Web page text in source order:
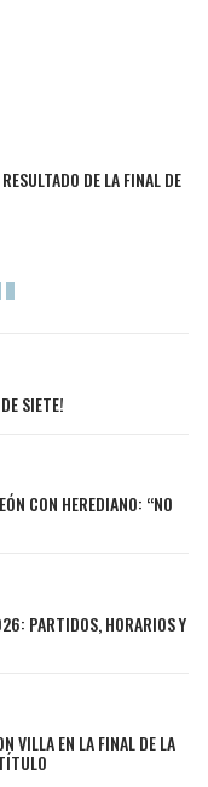
DE LA FINAL DE
SIETE!
CON HEREDIANO: “NO
PARTIDOS, HORARIOS Y
VILLA EN LA FINAL DE LA